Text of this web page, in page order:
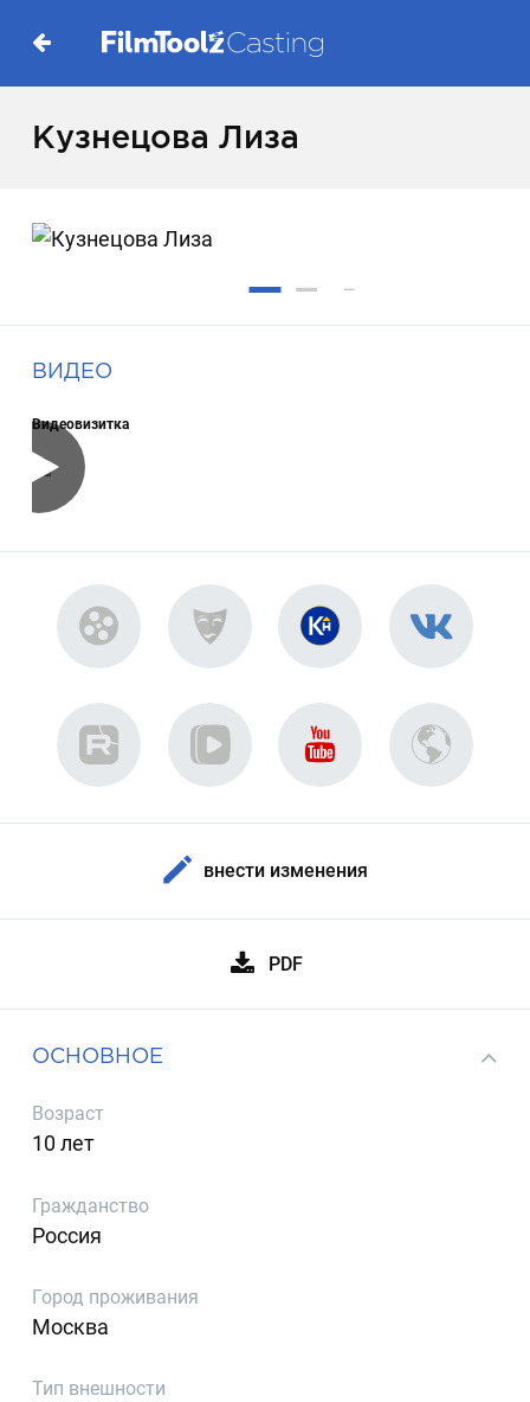
Кузнецова Лиза
ВИДЕО
Видеовизитка
внести изменения
PDF
ОСНОВНОЕ
Возраст
10 лет
Гражданство
Россия
Город проживания
Москва
Тип внешности